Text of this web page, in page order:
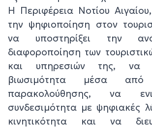
Η Περιφέρεια Νοτίου
την ψηφιοποίηση στον
να υποστηρίξει την
διαφοροποίηση των
και υπηρεσιών της, να
βιωσιμότητα μέσα από
παρακολούθησης, να
συνδεσιμότητα με ψηφιακές
κινητικότητα και να